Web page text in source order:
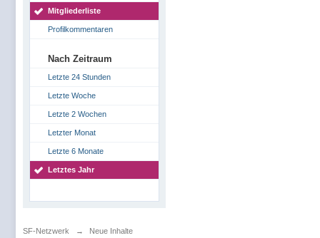
Mitgliederliste
Profilkommentaren
Nach Zeitraum
Letzte 24 Stunden
Letzte Woche
Letzte 2 Wochen
Letzter Monat
Letzte 6 Monate
Letztes Jahr
SF-Netzwerk → Neue Inhalte